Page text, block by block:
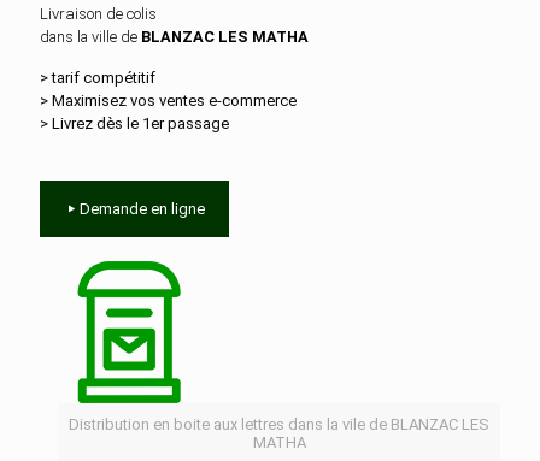
Livraison de colis
dans la ville de BLANZAC LES MATHA
> tarif compétitif
> Maximisez vos ventes e‑commerce
> Livrez dès le 1er passage
Demande en ligne
Distribution en boite aux lettres dans la vile de BLANZAC LES
MATHA